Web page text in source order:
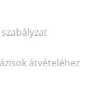
átvételéhez